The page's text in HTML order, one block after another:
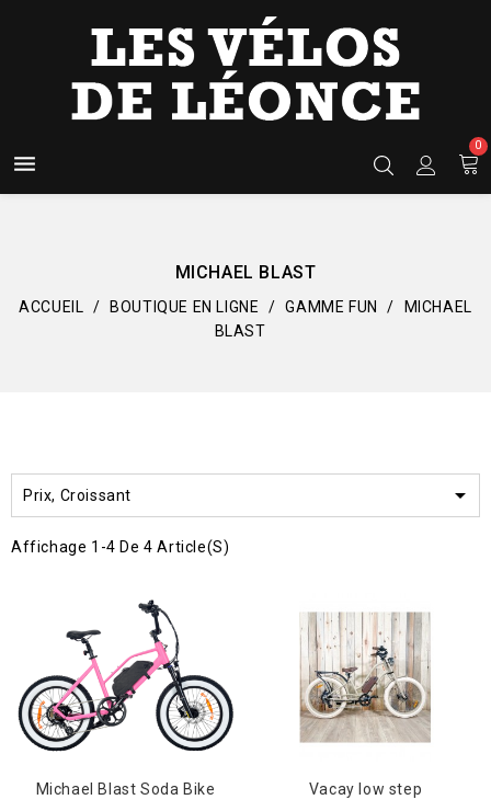

0
MICHAEL BLAST
ACCUEIL BOUTIQUE EN LIGNE GAMME FUN
MICHAEL
BLAST
Prix, Croissant 
Affichage 1-4 De 4 Article(s)
Michael Blast Soda Bike Vacay low step